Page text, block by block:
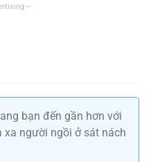
bạn đến gần hơn với
người ngồi ở sát nách